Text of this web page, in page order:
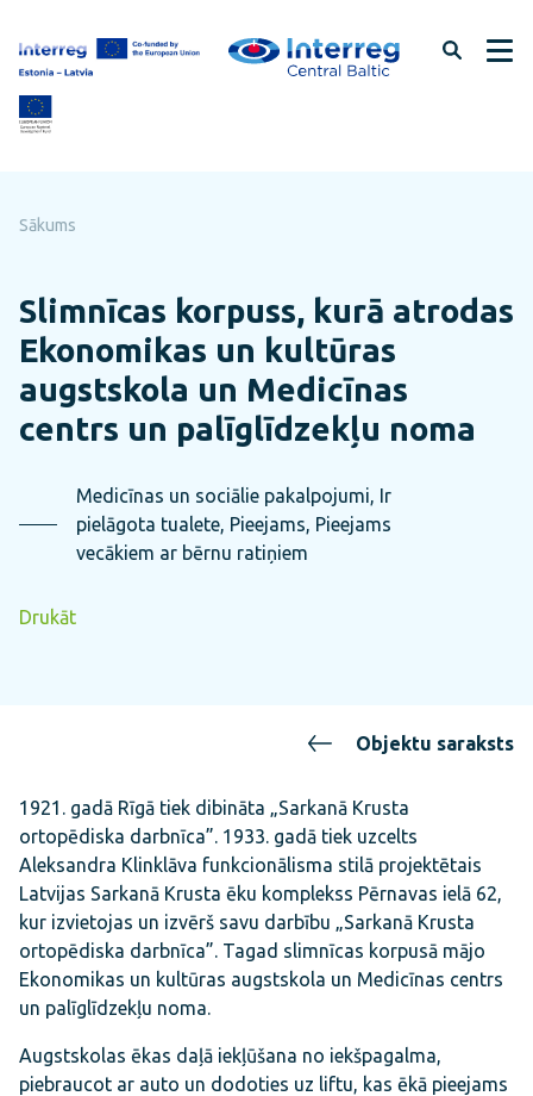
uz
lapas
saturu
Sākums
Slimnīcas korpuss, kurā atrodas
Ekonomikas un kultūras
augstskola un Medicīnas
centrs un palīglīdzekļu noma
Medicīnas un sociālie pakalpojumi, Ir
pielāgota tualete, Pieejams, Pieejams
vecākiem ar bērnu ratiņiem
Drukāt
Objektu saraksts
1921. gadā Rīgā tiek dibināta „Sarkanā Krusta
ortopēdiska darbnīca”. 1933. gadā tiek uzcelts
Aleksandra Klinklāva funkcionālisma stilā projektētais
Latvijas Sarkanā Krusta ēku komplekss Pērnavas ielā 62,
kur izvietojas un izvērš savu darbību „Sarkanā Krusta
ortopēdiska darbnīca”. Tagad slimnīcas korpusā mājo
Ekonomikas un kultūras augstskola un Medicīnas centrs
un palīglīdzekļu noma.
Augstskolas ēkas daļā iekļūšana no iekšpagalma,
piebraucot ar auto un dodoties uz liftu, kas ēkā pieejams